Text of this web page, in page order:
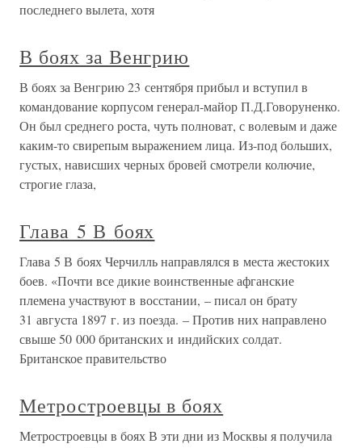
последнего вылета, хотя
В боях за Венгрию
В боях за Венгрию 23 сентября прибыл и вступил в
командование корпусом генерал-майор П.Д.Говоруненко.
Он был среднего роста, чуть полноват, с волевым и даже
каким-то свирепым выражением лица. Из-под больших,
густых, нависших черных бровей смотрели колючие,
строгие глаза,
Глава 5 В боях
Глава 5 В боях Черчилль направлялся в места жестоких
боев. «Почти все дикие воинственные афганские
племена участвуют в восстании, – писал он брату
31 августа 1897 г. из поезда. – Против них направлено
свыше 50 000 британских и индийских солдат.
Британское правительство
Метростроевцы в боях
Метростроевцы в боях В эти дни из Москвы я получила